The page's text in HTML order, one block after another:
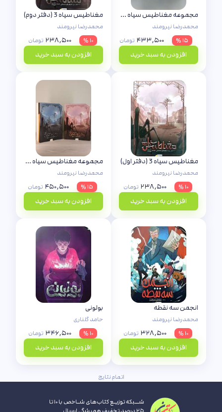
مجموعه مغناطیس سیاه (دو جلدی)
محمدرضا نیرومند
۱۵ %
۴۳۳,۵۰۰ تومان
افزودن به سبد خرید
مغناطیس سیاه 3 (دفتر دوم)
محمدرضا نیرومند
۱۰ %
۲۳۸,۵۰۰ تومان
افزودن به سبد خرید
مغناطیس سیاه 3 (دفتر اول)
محمدرضا نیرومند
۱۰ %
۲۳۸,۵۰۰ تومان
افزودن به سبد خرید
مجموعه مغناطیس سیاه 3 (دو جلدی)
محمدرضا نیرومند
۱۵ %
۴۵۰,۵۰۰ تومان
افزودن به سبد خرید
انجمن سه نقطه
محمدرضا نیرومند
۱۰ %
۳۲۸,۵۰۰ تومان
افزودن به سبد خرید
بولونی
حامد گلناری
۱۰ %
۳۴۶,۵۰۰ تومان
افزودن به سبد خرید
اتمام نتایج
شــبکه توزیـع کتاب‌های شـاخص با ۱۰ تا